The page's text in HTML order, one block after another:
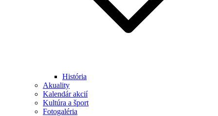
História
Akuality
Kalendár akcií
Kultúra a šport
Fotogaléria